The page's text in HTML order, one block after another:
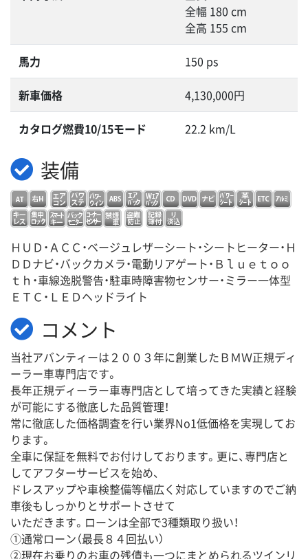
全幅 180 cm
全高 155 cm
馬力 150 ps
新車価格 4,130,000円
カタログ燃費10/15モード 22.2 km/L
装備
ＨＵＤ・ＡＣＣ・ベージュレザーシート・シートヒーター・Ｈ
ＤＤナビ・バックカメラ・電動リアゲート・Ｂｌｕｅｔｏｏ
ｔｈ・車線逸脱警告・駐車時障害物センサー・ミラー一体型
ＥＴＣ・ＬＥＤヘッドライト
コメント
当社アバンティーは２００３年に創業したＢＭＷ正規ディ
ーラー車専門店です。
長年正規ディーラー車専門店として培ってきた実績と経験
が可能にする徹底した品質管理！
常に徹底した価格調査を行い業界No1低価格を実現してお
ります。
全車に保証を無料でお付けしております。更に、専門店と
してアフターサービスを始め、
ドレスアップや車検整備等幅広く対応していますのでご納
車後もしっかりとサポートさせて
いただきます。ローンは全部で3種類取り扱い！
①通常ローン（最長８４回払い）
②現在お乗りのお車の残債も一つにまとめられるツインリ